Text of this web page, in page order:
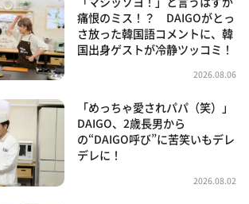
痛恨のミス！？ DAIGOがとっ
さ放った韓国語コメントに、韓
国出身ゲストが冷静ツッコミ！
2026.08.06
「めっちゃ愛されパパ（笑）」
DAIGO、2歳長男から
の“DAIGO呼び”に苦笑いもデレ
デレに！
2026.08.02